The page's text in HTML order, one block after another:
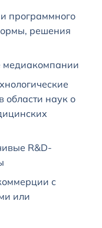
программного
решения
медиакомпании
области наук о
R&D-
с
или